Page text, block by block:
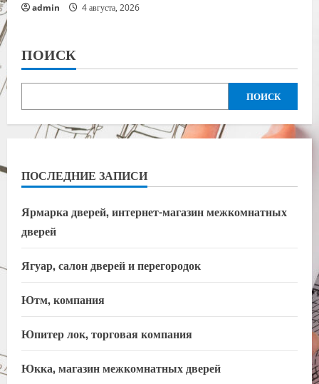
admin 4 августа, 2026
ПОИСК
ПОИСК
ПОСЛЕДНИЕ ЗАПИСИ
Ярмарка дверей, интернет-магазин межкомнатных
дверей
Ягуар, салон дверей и перегородок
Ютм, компания
Юпитер лок, торговая компания
Юкка, магазин межкомнатных дверей